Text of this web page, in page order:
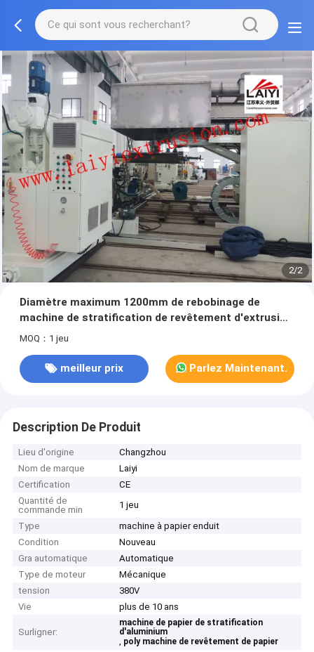
2/2
Diamètre maximum 1200mm de rebobinage de
machine de stratification de revêtement d'extrusion
de papier d'emballage de papier d'aluminium
MOQ：1 jeu
meilleur prix Parlez Maintenant.
Description De Produit
Lieu d'origine
Changzhou
Nom de marque
Laiyi
Certification
CE
Quantité de
commande min
1 jeu
Type
machine à papier enduit
Condition
Nouveau
Gra automatique
Automatique
Type de moteur
Mécanique
tension
380V
Vie
plus de 10 ans
Surligner:
machine de papier de stratification
d'aluminium
, poly machine de revêtement de papier